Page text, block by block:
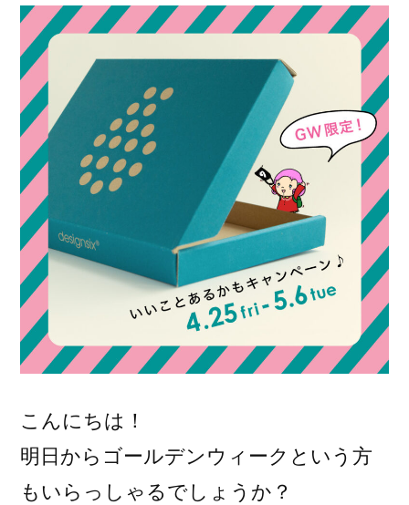
こんにちは！
明日からゴールデンウィークという方
もいらっしゃるでしょうか？